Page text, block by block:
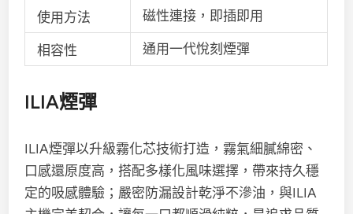
使用方法 磁性連接，即插即用
相容性 通用一代悅刻煙彈
ILIA煙彈
ILIA煙彈以升級霧化芯技術打造，霧氣細膩綿密、
口感還原度高，搭配多樣化風味選擇，帶來持久穩
定的吸感體驗；嚴密防漏設計乾淨不滲油，與ILIA